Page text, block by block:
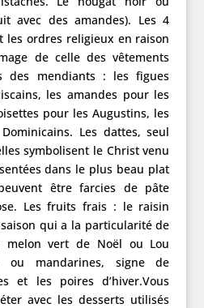
avec des amandes). Les 4
les ordres religieux en raison
de celle des vêtements
des mendiants : les figues
les amandes pour les
pour les Augustins, les
Les dattes, seul
symbolisent le Christ venu
dans le plus beau plat
être farcies de pâte
Les fruits frais : le raisin
qui a la particularité de
melon vert de Noël ou Lou
ou mandarines, signe de
et les poires d’hiver.Vous
avec les desserts utilisés